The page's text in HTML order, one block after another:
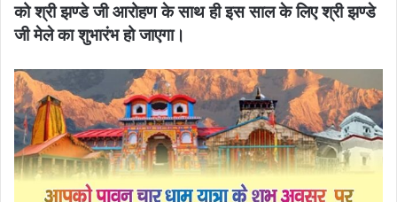
को श्री झण्डे जी आरोहण के साथ ही इस साल के लिए श्री झण्डे
जी मेले का शुभारंभ हो जाएगा।